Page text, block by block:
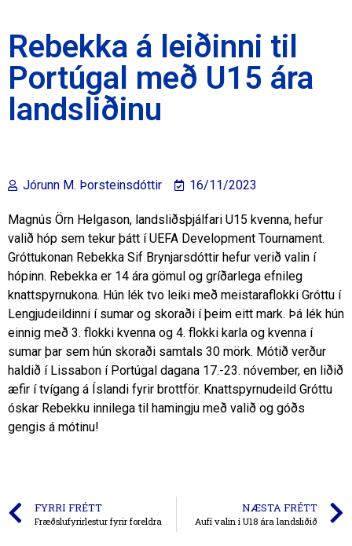
Rebekka á leiðinni til
Portúgal með U15 ára
landsliðinu
Jórunn M. Þorsteinsdóttir 16/11/2023
Magnús Örn Helgason, landsliðsþjálfari U15 kvenna, hefur
valið hóp sem tekur þátt í UEFA Development Tournament.
Gróttukonan Rebekka Sif Brynjarsdóttir hefur verið valin í
hópinn. Rebekka er 14 ára gömul og gríðarlega efnileg
knattspyrnukona. Hún lék tvo leiki með meistaraflokki Gróttu í
Lengjudeildinni í sumar og skoraði í þeim eitt mark. Þá lék hún
einnig með 3. flokki kvenna og 4. flokki karla og kvenna í
sumar þar sem hún skoraði samtals 30 mörk. Mótið verður
haldið í Lissabon í Portúgal dagana 17.-23. nóvember, en liðið
æfir í tvígang á Íslandi fyrir brottför. Knattspyrnudeild Gróttu
óskar Rebekku innilega til hamingju með valið og góðs
gengis á mótinu!
FYRRI FRÉTT
Fræðslufyrirlestur fyrir foreldra
NÆSTA FRÉTT
Aufí valin í U18 ára landsliðið